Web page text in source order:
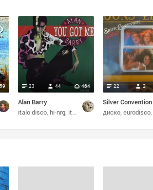
Alan Barry
23 464
44
italo disco hi-nrg italo-disco диско
22 2
диско eurodisco